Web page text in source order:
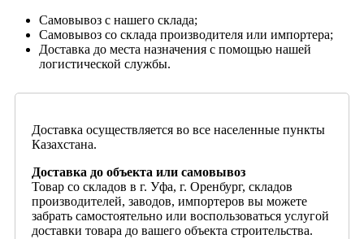
Самовывоз с нашего склада;
Самовывоз со склада производителя или импортера;
Доставка до места назначения с помощью нашей
логистической службы.
Доставка осуществляется во все населенные пункты
Казахстана.
Доставка до объекта или самовывоз
Товар со складов в г. Уфа, г. Оренбург, складов
производителей, заводов, импортеров вы можете
забрать самостоятельно или воспользоваться услугой
доставки товара до вашего объекта строительства.